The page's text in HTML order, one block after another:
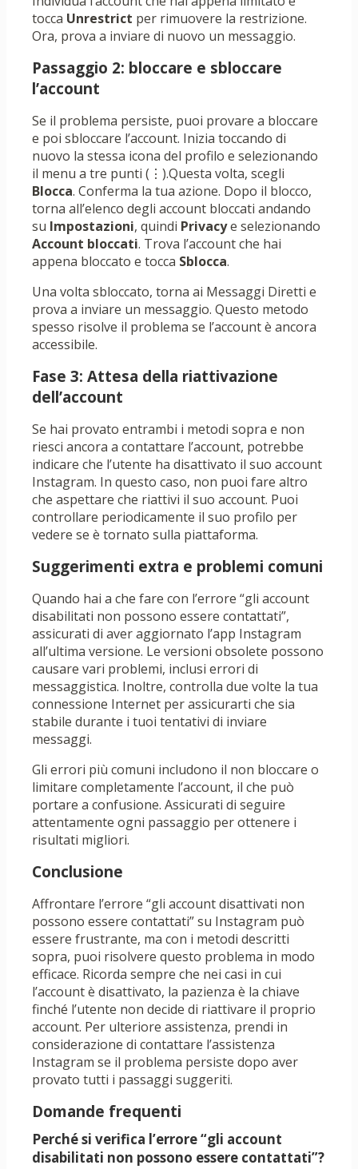
tocca Unrestrict per rimuovere la restrizione.
Ora, prova a inviare di nuovo un messaggio.
Passaggio 2: bloccare e sbloccare
l’account
Se il problema persiste, puoi provare a bloccare
e poi sbloccare l’account. Inizia toccando di
nuovo la stessa icona del profilo e selezionando
il menu a tre punti (⋮).Questa volta, scegli
Blocca. Conferma la tua azione. Dopo il blocco,
torna all’elenco degli account bloccati andando
su Impostazioni, quindi Privacye selezionando
Account bloccati. Trova l’account che hai
appena bloccato e tocca Sblocca.
Una volta sbloccato, torna ai Messaggi Diretti e
prova a inviare un messaggio. Questo metodo
spesso risolve il problema se l’account è ancora
accessibile.
Fase 3: Attesa della riattivazione
dell’account
Se hai provato entrambi i metodi sopra e non
riesci ancora a contattare l’account, potrebbe
indicare che l’utente ha disattivato il suo account
Instagram. In questo caso, non puoi fare altro
che aspettare che riattivi il suo account. Puoi
controllare periodicamente il suo profilo per
vedere se è tornato sulla piattaforma.
Suggerimenti extra e problemi comuni
Quando hai a che fare con l’errore “gli account
disabilitati non possono essere contattati”,
assicurati di aver aggiornato l’app Instagram
all’ultima versione. Le versioni obsolete possono
causare vari problemi, inclusi errori di
messaggistica. Inoltre, controlla due volte la tua
connessione Internet per assicurarti che sia
stabile durante i tuoi tentativi di inviare
messaggi.
Gli errori più comuni includono il non bloccare o
limitare completamente l’account, il che può
portare a confusione. Assicurati di seguire
attentamente ogni passaggio per ottenere i
risultati migliori.
Conclusione
Affrontare l’errore “gli account disattivati ​​non
possono essere contattati” su Instagram può
essere frustrante, ma con i metodi descritti
sopra, puoi risolvere questo problema in modo
efficace. Ricorda sempre che nei casi in cui
l’account è disattivato, la pazienza è la chiave
finché l’utente non decide di riattivare il proprio
account. Per ulteriore assistenza, prendi in
considerazione di contattare l’assistenza
Instagram se il problema persiste dopo aver
provato tutti i passaggi suggeriti.
Domande frequenti
Perché si verifica l’errore “gli account
disabilitati non possono essere contattati”?